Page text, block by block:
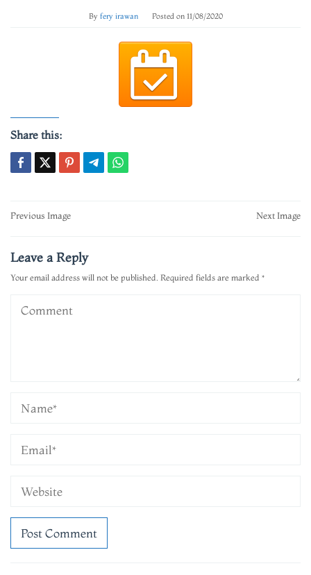
By fery irawan Posted on 11/08/2020
Share this:
Post
Previous Image Next Image
Leave a Reply
Your email address will not be published. Required fields are marked *